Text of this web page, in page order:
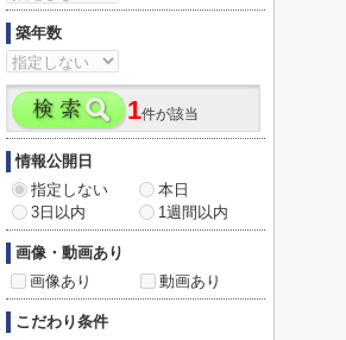
築年数
1件が該当
情報公開日
指定しない
本日
3日以内
1週間以内
画像・動画あり
画像あり
動画あり
こだわり条件